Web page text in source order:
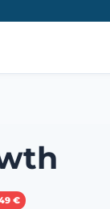
€